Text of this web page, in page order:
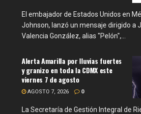
El embajador de Estados Unidos en
Johnson, lanzó un mensaje dirigido a
Valencia González, alias "Pelón",...
Alerta Amarilla por lluvias fuertes
y granizo en toda la CDMX este
viernes 7 de agosto
AGOSTO 7, 2026 0
La Secretaría de Gestión Integral de